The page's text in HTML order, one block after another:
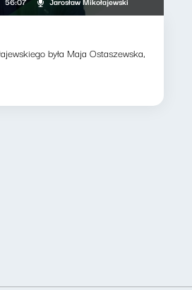
była Maja Ostaszewska,